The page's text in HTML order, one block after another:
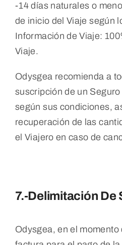
-14 días naturales o
de inicio del Viaje según
Información de Viaje:
Viaje.
Odysgea recomienda a
suscripción de un
según sus condiciones,
recuperación de las
el Viajero en caso de
7.-Delimitación De
Odysgea, en el momento